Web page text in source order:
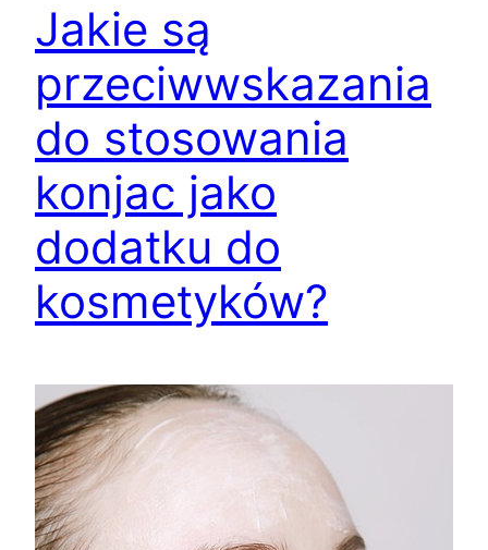
Jakie są
przeciwwskazania
do stosowania
konjac jako
dodatku do
kosmetyków?